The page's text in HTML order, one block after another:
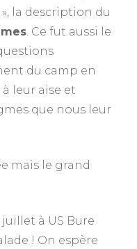
la description du
. Ce fut aussi le
du camp en
leur aise et
que nous leur
mais le grand
à US Bure
! On espère